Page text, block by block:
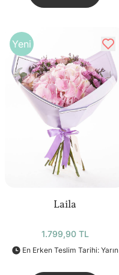
Yeni
Laila
1.799,90 TL
En Erken Teslim Tarihi: Yarın